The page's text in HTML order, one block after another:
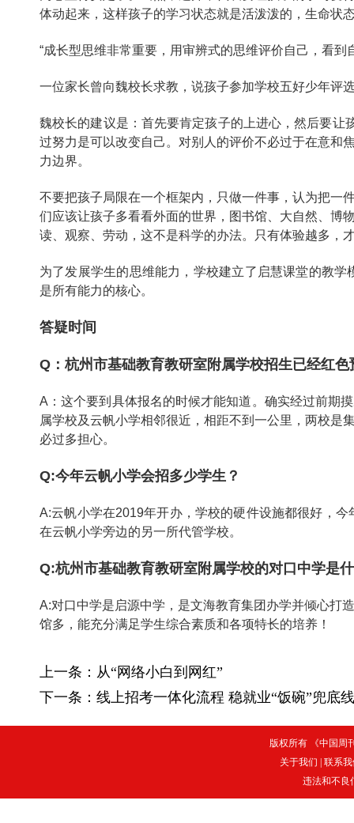
体动起来，这样孩子的学习状态就是活泼泼的，生命状
“成长型思维非常重要，用审辨式的思维评价自己，看
一位家长曾向魏校长求教，说孩子参加学校五好少年评
魏校长的建议是：首先要肯定孩子的上进心，然后要让
过努力是可以改变自己。对别人的评价不必过于在意和
力边界。
不要把孩子局限在一个框架内，只做一件事，认为把一
们应该让孩子多看看外面的世界，图书馆、大自然、博
读、观察、劳动，这不是科学的办法。只有体验越多，
为了发展学生的思维能力，学校建立了启慧课堂的教
是所有能力的核心。
答疑时间
Q：杭州市基础教育教研室附属学校招生已经红
A：这个要到具体报名的时候才能知道。确实经过前期
属学校及云帆小学相邻很近，相距不到一公里，两校是
必过多担心。
Q:今年云帆小学会招多少学生？
A:云帆小学在2019年开办，学校的硬件设施都很好，
在云帆小学旁边的另一所代管学校。
Q:杭州市基础教育教研室附属学校的对口中学是
A:对口中学是启源中学，是文海教育集团办学并倾心打
馆多，能充分满足学生综合素质和各项特长的培养！
上一条： 从“网络小白到网红”
下一条： 线上招考一体化流程 稳就业“饭碗”兜底线
版权所有 《中国周
关于我们
联系
违法和不良